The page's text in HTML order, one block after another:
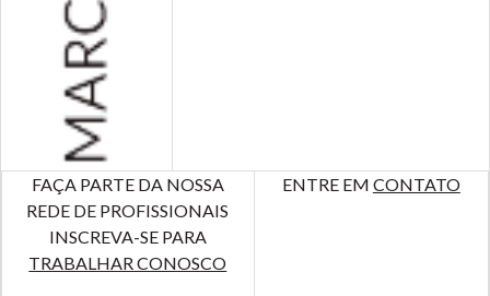
FAÇA PARTE DA NOSSA
REDE DE PROFISSIONAIS
INSCREVA-SE PARA
TRABALHAR CONOSCO
ENTRE EM CONTATO